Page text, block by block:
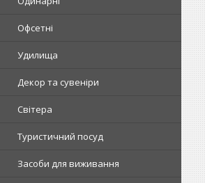
Офсетні
Удилища
Декор та сувеніри
Світера
Туристичний посуд
Засоби для виживання